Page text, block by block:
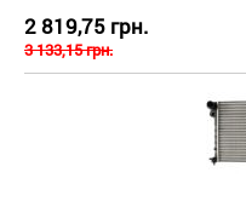
2 819,75 грн.
3 133,15 грн.